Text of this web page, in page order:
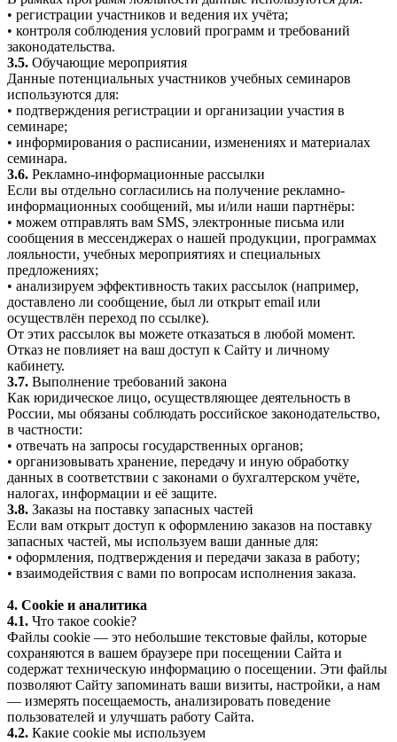
• регистрации участников и ведения их учёта;
• контроля соблюдения условий программ и требований
законодательства.
3.5. Обучающие мероприятия
Данные потенциальных участников учебных семинаров
используются для:
• подтверждения регистрации и организации участия в
семинаре;
• информирования о расписании, изменениях и материалах
семинара.
3.6. Рекламно-информационные рассылки
Если вы отдельно согласились на получение рекламно-
информационных сообщений, мы и/или наши партнёры:
• можем отправлять вам SMS, электронные письма или
сообщения в мессенджерах о нашей продукции, программах
лояльности, учебных мероприятиях и специальных
предложениях;
• анализируем эффективность таких рассылок (например,
доставлено ли сообщение, был ли открыт email или
осуществлён переход по ссылке).
От этих рассылок вы можете отказаться в любой момент.
Отказ не повлияет на ваш доступ к Сайту и личному
кабинету.
3.7. Выполнение требований закона
Как юридическое лицо, осуществляющее деятельность в
России, мы обязаны соблюдать российское законодательство,
в частности:
• отвечать на запросы государственных органов;
• организовывать хранение, передачу и иную обработку
данных в соответствии с законами о бухгалтерском учёте,
налогах, информации и её защите.
3.8. Заказы на поставку запасных частей
Если вам открыт доступ к оформлению заказов на поставку
запасных частей, мы используем ваши данные для:
• оформления, подтверждения и передачи заказа в работу;
• взаимодействия с вами по вопросам исполнения заказа.
4. Cookie и аналитика
4.1. Что такое cookie?
Файлы cookie — это небольшие текстовые файлы, которые
сохраняются в вашем браузере при посещении Сайта и
содержат техническую информацию о посещении. Эти файлы
позволяют Сайту запоминать ваши визиты, настройки, а нам
— измерять посещаемость, анализировать поведение
пользователей и улучшать работу Сайта.
4.2. Какие cookie мы используем